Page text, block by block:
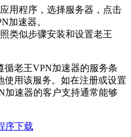
用程序，选择服务器，点击
加速器。
类似步骤安装和设置老王
循老王VPN加速器的服务条
用该服务。如在注册或设置
加速器的客户支持通常能够
序下载